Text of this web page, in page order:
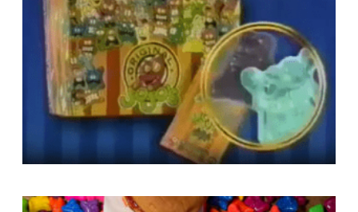
Quick Magic box